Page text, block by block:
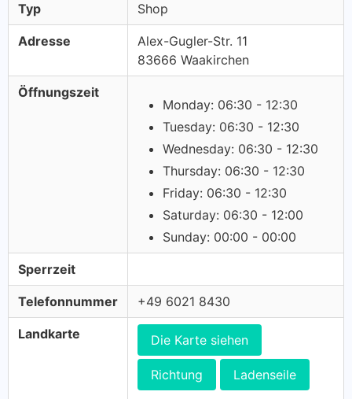
Typ Shop
Adresse
Alex-Gugler-Str. 11
83666 Waakirchen
Öffnungszeit
Monday: 06:30 - 12:30
Tuesday: 06:30 - 12:30
Wednesday: 06:30 - 12:30
Thursday: 06:30 - 12:30
Friday: 06:30 - 12:30
Saturday: 06:30 - 12:00
Sunday: 00:00 - 00:00
Sperrzeit
Telefonnummer +49 6021 8430
Landkarte Die Karte siehen
Richtung Ladenseile